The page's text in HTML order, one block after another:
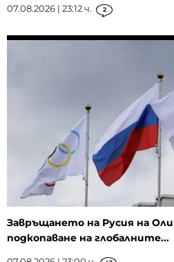
07.08.2026 | 23:12 ч. 2
Завръщането на Русия на
подкопаване на глобалните...